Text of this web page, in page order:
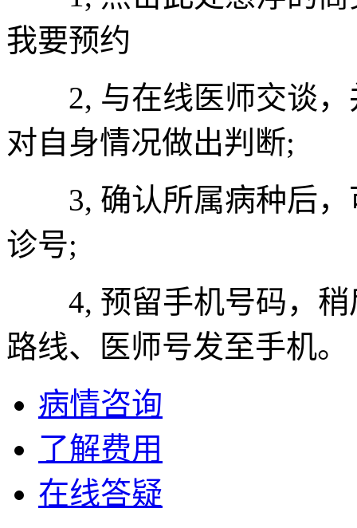
我要预约
2, 与在线医师交谈，
对自身情况做出判断;
3, 确认所属病种后，
诊号;
4, 预留手机号码，稍
路线、医师号发至手机。
病情咨询
了解费用
在线答疑